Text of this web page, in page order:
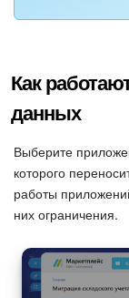
Как
данных
Выберите
которого
работы
них ограничения.